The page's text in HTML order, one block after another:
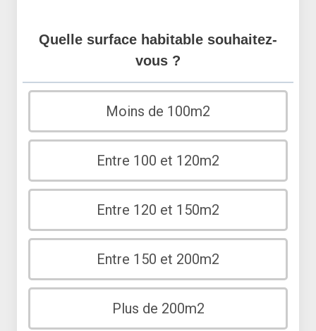
Quelle surface habitable souhaitez-
vous ?
Moins de 100m2
Entre 100 et 120m2
Entre 120 et 150m2
Entre 150 et 200m2
Plus de 200m2